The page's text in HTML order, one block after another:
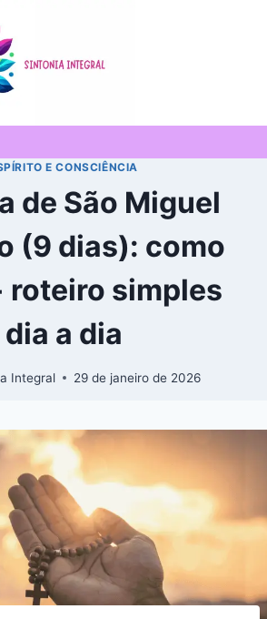
E CONSCIÊNCIA
de São Miguel
(9 dias): como
roteiro simples
dia a dia
Integral 29 de janeiro de 2026